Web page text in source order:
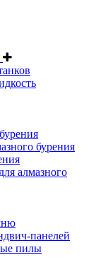
бурения
алмазного
панелей
пилы